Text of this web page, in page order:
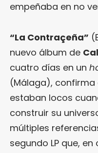
empeñaba en no
“La Contraçeña”
nuevo álbum de
cuatro días en un
(Málaga), confirma
estaban locos
construir su
múltiples
segundo LP que,